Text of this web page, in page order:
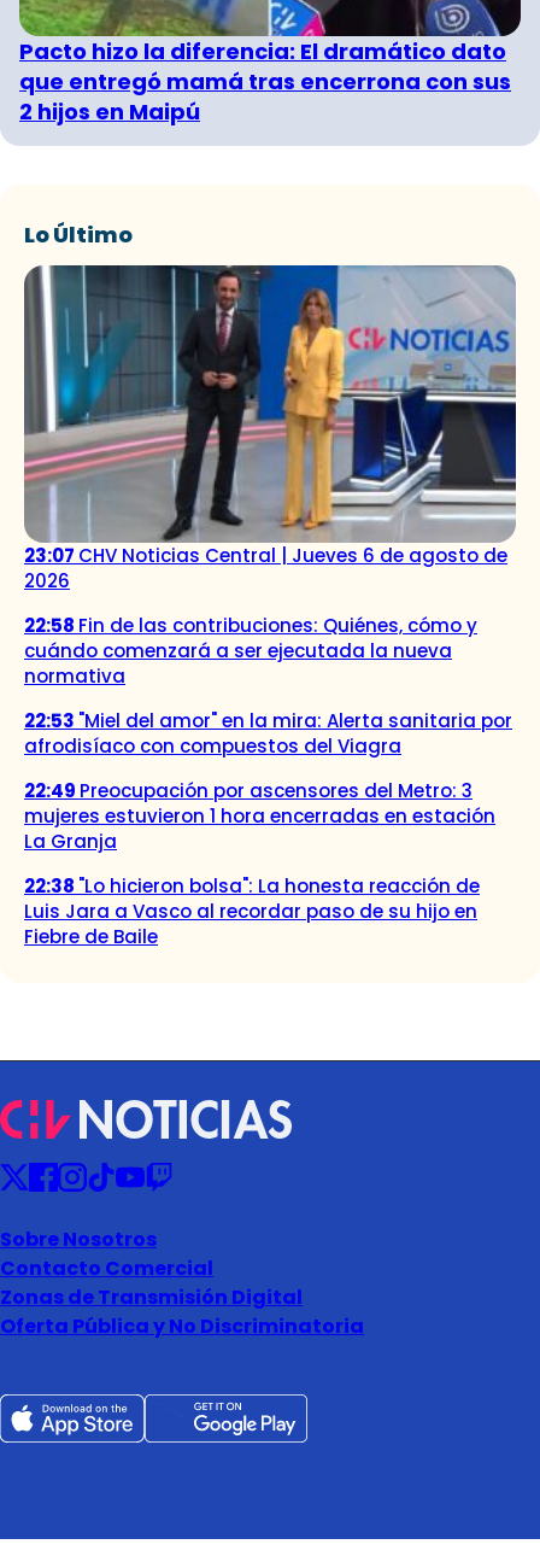
Pacto hizo la diferencia: El dramático dato
que entregó mamá tras encerrona con sus
2 hijos en Maipú
Lo Último
23:07 CHV Noticias Central | Jueves 6 de agosto de
2026
22:58 Fin de las contribuciones: Quiénes, cómo y
cuándo comenzará a ser ejecutada la nueva
normativa
22:53 "Miel del amor" en la mira: Alerta sanitaria por
afrodisíaco con compuestos del Viagra
22:49 Preocupación por ascensores del Metro: 3
mujeres estuvieron 1 hora encerradas en estación
La Granja
22:38 "Lo hicieron bolsa": La honesta reacción de
Luis Jara a Vasco al recordar paso de su hijo en
Fiebre de Baile
Sobre Nosotros
Contacto Comercial
Zonas de Transmisión Digital
Oferta Pública y No Discriminatoria